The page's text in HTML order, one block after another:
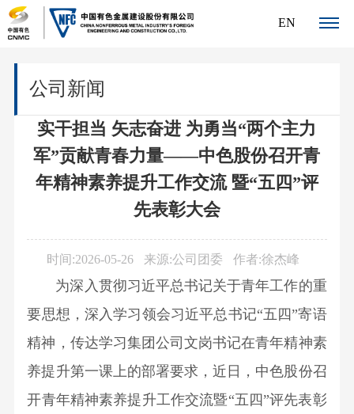
EN
我
们
公
司
简
介
发
展
历
织
心
司
新
闻
司
业
公司新闻
实干担当 矢志奋进 为勇当“两个主力
军”贡献青春力量——中色股份召开青
年精神素养提升工作交流 暨“五四”评
先表彰大会
时间:2026-05-26 来源:公司团委 作者:徐杰峰
为深入贯彻习近平总书记关于青年工作的重
要思想，深入学习领会习近平总书记“五四”寄语
精神，传达学习集团公司文岗书记在青年精神素
养提升第一课上的部署要求，近日，中色股份召
开青年精神素养提升工作交流暨“五四”评先表彰